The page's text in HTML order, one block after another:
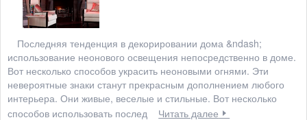
Последняя тенденция в декорировании дома &ndash;
использование неонового освещения непосредственно в доме.
Вот несколько способов украсить неоновыми огнями. Эти
невероятные знаки станут прекрасным дополнением любого
интерьера. Они живые, веселые и стильные. Вот несколько
способов использовать послед
Читать далее